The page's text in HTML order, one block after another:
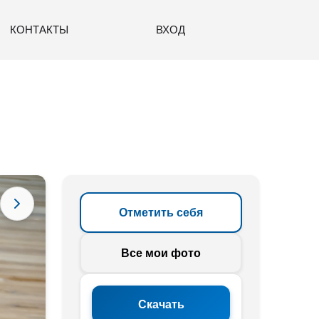
КОНТАКТЫ ВХОД
Отметить себя
Все мои фото
Скачать